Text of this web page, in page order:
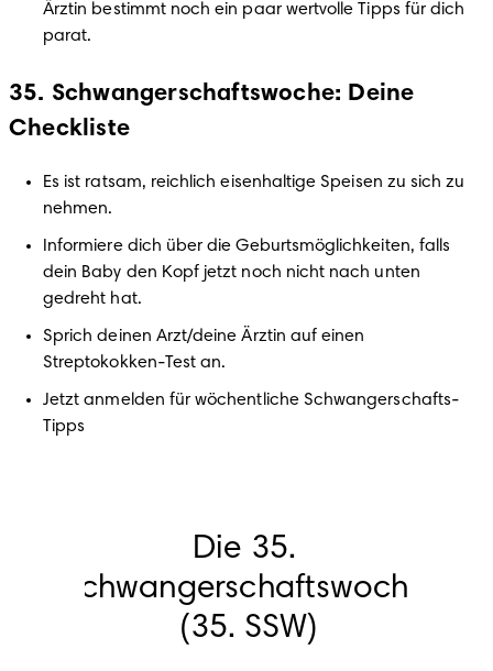
Ärztin bestimmt noch ein paar wertvolle Tipps für dich
parat.
35. Schwangerschaftswoche: Deine
Checkliste
Es ist ratsam, reichlich eisenhaltige Speisen zu sich zu
Informiere dich über die Geburtsmöglichkeiten, falls
dein Baby den Kopf jetzt noch nicht nach unten
Sprich deinen Arzt/deine Ärztin auf einen
Jetzt anmelden für wöchentliche Schwangerschafts-
Die 35.
Schwangerschaftswoche
(35. SSW)